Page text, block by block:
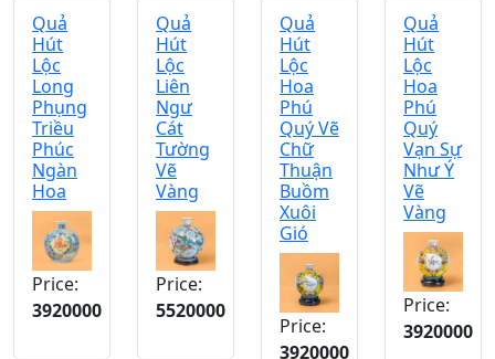
Quả
Hút
Lộc
Long
Phụng
Triều
Phúc
Ngàn
Hoa
Price:
3920000
Quả
Hút
Lộc
Liên
Ngư
Cát
Tường
Vẽ
Vàng
Price:
5520000
Quả
Hút
Lộc
Hoa
Phú
Quý Vẽ
Chữ
Thuận
Buồm
Xuôi
Gió
Price:
3920000
Quả
Hút
Lộc
Hoa
Phú
Quý
Vạn Sự
Như Ý
Vẽ
Vàng
Price:
3920000